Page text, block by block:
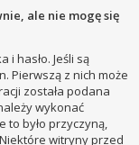
ale nie mogę się
hasło. Jeśli są
Pierwszą z nich może
została podana
wykonać
to było przyczyną,
witryny przed